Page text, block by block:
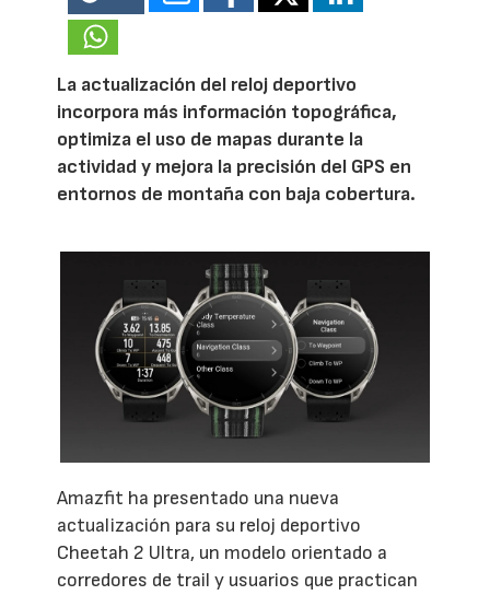
La actualización del reloj deportivo
incorpora más información topográfica,
optimiza el uso de mapas durante la
actividad y mejora la precisión del GPS en
entornos de montaña con baja cobertura.
Amazfit ha presentado una nueva
actualización para su reloj deportivo
Cheetah 2 Ultra, un modelo orientado a
corredores de trail y usuarios que practican